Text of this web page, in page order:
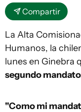
Compartir
La Alta
Humanos, la
lunes en Ginebra
segundo
"Como mi